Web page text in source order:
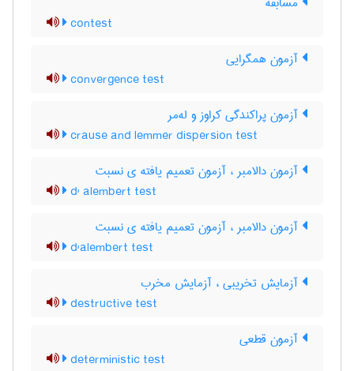
contest
آزمون همگرایی
convergence test
آزمون پراکندگی کراوز و له‌مر
crause and lemmer dispersion test
آزمون دالامبر ، آزمون تعمیم یافته ی نسبت
d' alembert test
آزمون دالامبر ، آزمون تعمیم یافته ی نسبت
d'alembert test
آزمایش تخریبی ، آزمایش مخرب
destructive test
آزمون قطعی
deterministic test